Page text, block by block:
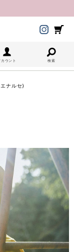
カウント 検索
ナルセ)